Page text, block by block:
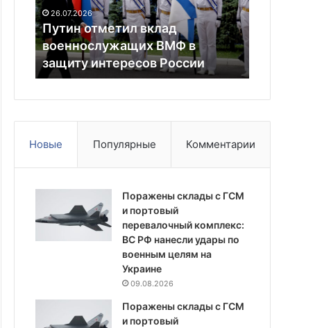
в
защиту
интересов
России
26.07.2026
Путин отметил вклад
военнослужащих ВМФ в
защиту интересов России
допуск
Новые Популярные Комментарии
Поражены склады с ГСМ
и портовый
перевалочный комплекс:
ВС РФ нанесли удары по
военным целям на
Украине
09.08.2026
Поражены склады с ГСМ
и портовый